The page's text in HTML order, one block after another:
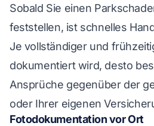
Sobald Sie einen
feststellen, ist schnelles
Je vollständiger und
dokumentiert wird, desto
Ansprüche gegenüber der
oder Ihrer eigenen
Fotodokumentation vor Ort